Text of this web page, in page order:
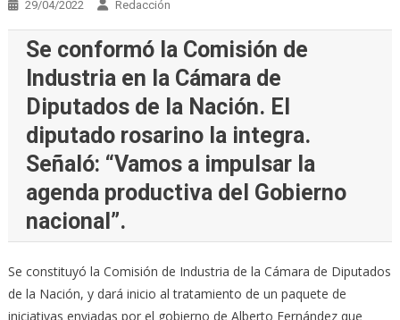
29/04/2022 Redacción
Se conformó la Comisión de
Industria en la Cámara de
Diputados de la Nación. El
diputado rosarino la integra.
Señaló: “Vamos a impulsar la
agenda productiva del Gobierno
nacional”.
Se constituyó la Comisión de Industria de la Cámara de Diputados
de la Nación, y dará inicio al tratamiento de un paquete de
iniciativas enviadas por el gobierno de Alberto Fernández que